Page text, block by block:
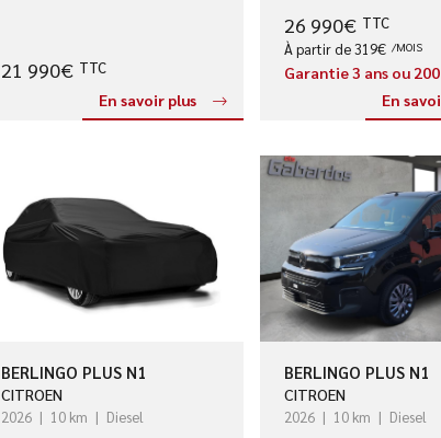
21 990€ TTC
En savoir plus
26 990€ TTC
À partir de 319€ /MOIS
Garantie 3 ans ou
En
BERLINGO PLUS N1
CITROEN
2026 10 km Diesel
BERLINGO PLUS N1
CITROEN
2026 10 km Diesel